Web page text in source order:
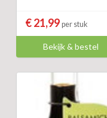
€ 21,99 per stuk
Bekijk & bestel